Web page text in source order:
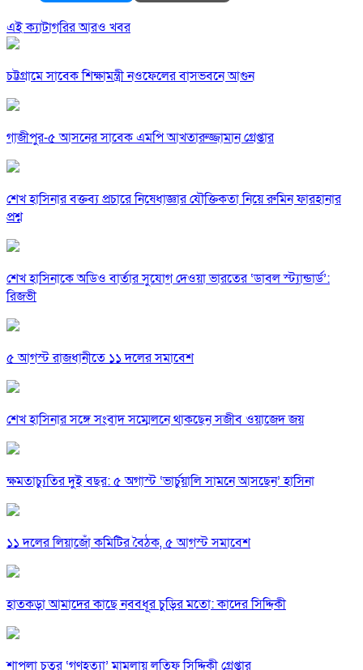
এই ক্যাটাগরির আরও খবর
চট্টগ্রামে সাবেক শিক্ষামন্ত্রী নওফেলের বাসভবনে আগুন
গাজীপুর-৫ আসনের সাবেক এমপি আখতারুজ্জামান গ্রেপ্তার
শেখ হাসিনার বক্তব্য প্রচারে নিষেধাজ্ঞার যৌক্তিকতা নিয়ে রুমিন ফারহানার
প্রশ্ন
শেখ হাসিনাকে অডিও বার্তার সুযোগ দেওয়া ভারতের ‘ডাবল স্ট্যান্ডার্ড’:
রিজভী
৫ আগস্ট রাজধানীতে ১১ দলের সমাবেশ
শেখ হাসিনার সঙ্গে সংবাদ সম্মেলনে থাকছেন সজীব ওয়াজেদ জয়
ক্ষমতাচ্যুতির দুই বছর: ৫ অগাস্ট ‘ভার্চুয়ালি সামনে আসছেন’ হাসিনা
১১ দলের লিয়াজোঁ কমিটির বৈঠক, ৫ আগস্ট সমাবেশ
হাতকড়া আমাদের কাছে নববধূর চুড়ির মতো: কাদের সিদ্দিকী
শাপলা চত্বর ‘গণহত্যা’ মামলায় লতিফ সিদ্দিকী গ্রেপ্তার